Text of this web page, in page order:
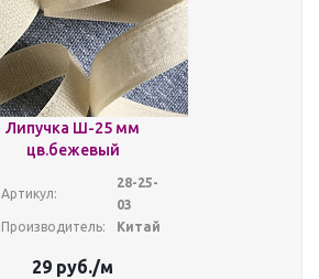
Липучка Ш-25 мм
цв.бежевый
Артикул:
28-25-
03
Производитель:
Китай
29 руб./м